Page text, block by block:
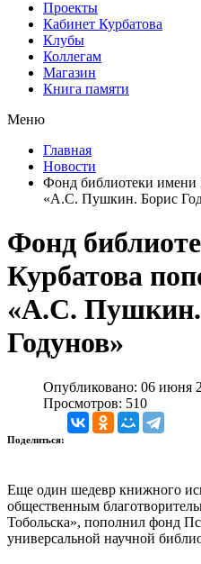
Проекты
Кабинет Курбатова
Клубы
Коллегам
Магазин
Книга памяти
Меню
Главная
Новости
Фонд библиотеки имени
«А.С. Пушкин. Борис
Фонд
Курбатова
«А.С.
Годунов»
Опубликовано: 06 июня
Просмотров: 510
Поделиться:
Еще один шедевр книжного
общественным
Тобольска», пополнил фонд
универсальной научной